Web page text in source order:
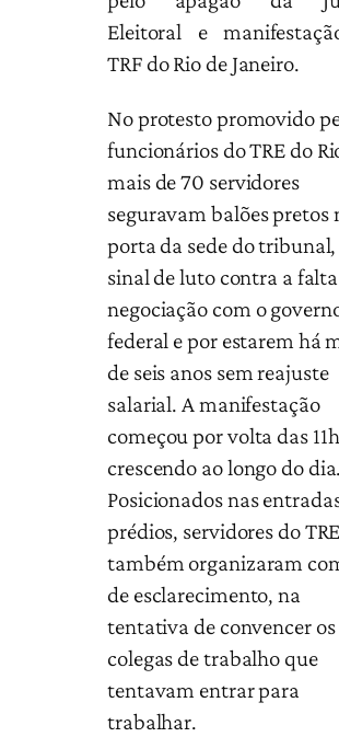
Eleitoral e
TRF do Rio de Janeiro.
No protesto promovido
funcionários do TRE do
mais de 70 servidores
seguravam balões pretos
porta da sede do
sinal de luto contra a
negociação com o
federal e por estarem há
de seis anos sem reajuste
salarial. A manifestação
começou por volta das
crescendo ao longo do dia.
Posicionados nas
prédios, servidores do TRE
também organizaram
de esclarecimento, na
tentativa de convencer os
colegas de trabalho que
tentavam entrar para
trabalhar.